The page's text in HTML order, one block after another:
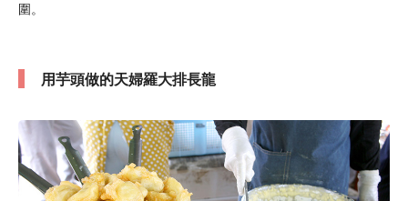
圍。
用芋頭做的天婦羅大排長龍